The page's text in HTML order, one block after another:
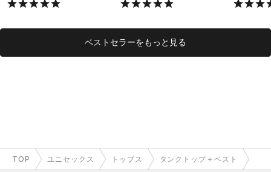
ベストセラーをもっと見る
TOP ユニセックス トップス タンクトップ＋ベスト